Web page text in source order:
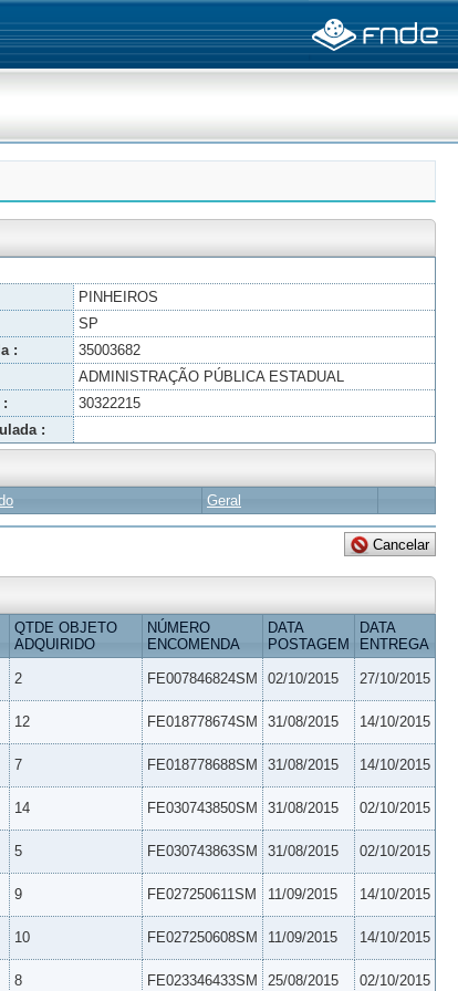
PINHEIROS
SP
:
35003682
ADMINISTRAÇÃO PÚBLICA ESTADUAL
:
30322215
:
Geral
QTDE OBJETO
ADQUIRIDO
NÚMERO
ENCOMENDA
DATA
POSTAGEM
DATA
ENTREGA
2 FE007846824SM 02/10/2015 27/10/2015
12 FE018778674SM 31/08/2015 14/10/2015
7 FE018778688SM 31/08/2015 14/10/2015
14 FE030743850SM 31/08/2015 02/10/2015
5 FE030743863SM 31/08/2015 02/10/2015
9 FE027250611SM 11/09/2015 14/10/2015
10 FE027250608SM 11/09/2015 14/10/2015
8 FE023346433SM 25/08/2015 02/10/2015